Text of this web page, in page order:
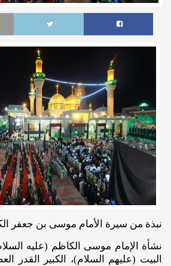
نبذة من سيرة الأمام موسى بن جعفر
نشأة الإمام موسى الكاظم (عليه‌
البيت (عليهم ‌السلام)، الكبير القدر